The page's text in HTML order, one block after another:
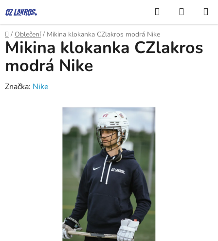
na
obsah
Hledat
KOŠÍK
Domů
/ Oblečení / Mikina klokanka CZlakros modrá Nike
Mikina klokanka CZlakros
modrá Nike
Značka: Nike